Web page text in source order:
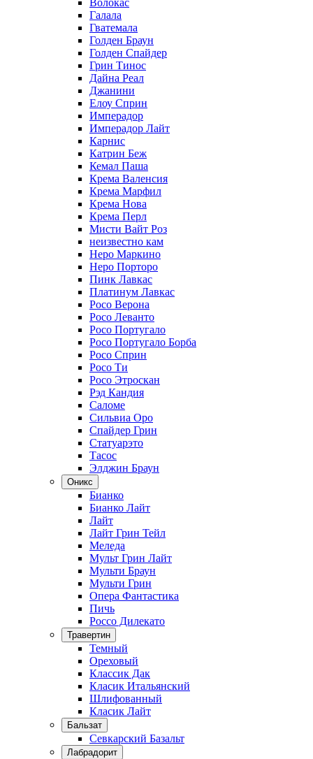
Волокас
Галала
Гватемала
Голден Браун
Голден Спайдер
Грин Тинос
Дайна Реал
Джанини
Елоу Сприн
Имперадор
Имперадор Лайт
Карнис
Катрин Беж
Кемал Паша
Крема Валенсия
Крема Марфил
Крема Нова
Крема Перл
Мисти Вайт Роз
неизвестно кам
Неро Маркино
Неро Порторо
Пинк Лавкаc
Платинум Лавкас
Росо Верона
Росо Леванто
Росо Португало
Росо Португало Борба
Росо Сприн
Росо Ти
Росо Этроскан
Рэд Кандия
Саломе
Сильвиа Оро
Спайдер Грин
Статуарэто
Тасос
Элджин Браун
Оникс
Бианко
Бианко Лайт
Лайт
Лайт Грин Тейл
Меледа
Мульт Грин Лайт
Мульти Браун
Мульти Грин
Опера Фантастика
Пичь
Россо Дилекато
Травертин
Темный
Ореховый
Классик Дак
Класик Итальянский
Шлифованный
Класик Лайт
Бальзат
Севкарский Базальт
Лабрадорит